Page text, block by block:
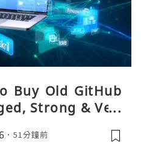
Buy Old GitHub
Strong & Veri
51分鐘前